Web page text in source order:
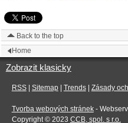
Back to the top
Home
Zobrazit klasicky
RSS| Sitemap| Trends| Zásady
Tvorba webových stránek-
Copyright © 2023 CCB, spol. s r.o.